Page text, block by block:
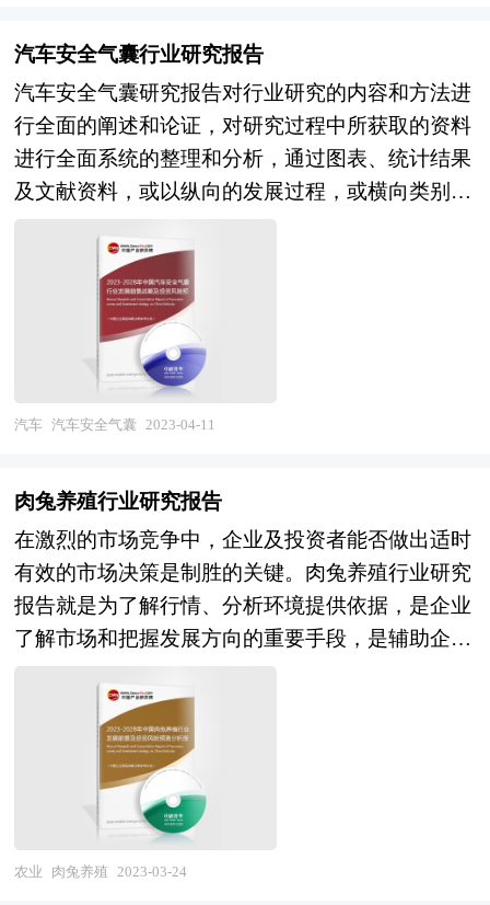
战略，还有省域战略，市域战略，底下还有县域战
略，集团战略、组织战略。一个城市的发展，它没
有明确的战略定位，它没有明确的发展思路，它就
走不下去，它的经济发展就一定受影响。到深圳去
看，经济相对的很热很热。到珠海去看，经济相对
略方向差异，深圳从一开始就以引进工业项目为
主，在中国刚刚开放前五年被引进的工业大多数都
被深圳所拥有，而珠海开始定位引进的是旅游业，
随后第二年又转变为引进工业为主，政策朝令夕改
又失去了先手之机，导致珠海的工业发展一直被深
圳完全压制；二是珠海好大喜功，在行业发展上没
政府具备的功能，而深圳则完全相反，在行业发展
上做足了功夫，让深圳的领先优势一直得到保持；
可见由于区域产业规划战略的方向失误以及执行不
到位，导致珠海作为国内四大经济特区之一却沦为
广东省的二线城市，而深圳则一直是全国最具创新
撰写，在大量周密的市场调研基础上，主要依据了
国家统计局、国家海关总署、国家商务部、国家财
政部、国务院发展研究中心、包装设计行业相关协
会、中国行业研究网、全国及海外多种相关报刊杂
志的基础信息等公布和提供的大量资料，对国内外
包装设计行业发展情况、发展趋势及其所面临的问
总体回升。继“十四五”规划聚焦实体经济之后，党
的二十大报告再次强调，要坚持把发展经济的着力
点放在实体经济上。 中研普华通过对药妆行业长
期跟踪监测，分析药妆行业需求、供给、经营特
性、获取能力、产业链和价值链等多方面的内容，
整合行业、市场、企业、用户等多层面数据和信息
资源，为客户提供深度的药妆行业研究报告，以专
业的研究方法帮助客户深入的了解药妆行业，发现
投资价值和投资机会，规避经营风险，提高管理和
运营能力。药妆行业报告是从事药妆行业投资之
前，对药妆行业各种相关因素进行具体调查、研
究、分析，评估项目可行性、效果效益程度，提出
理论认识为主要内容，重在药妆行业本质及规律性
认识的研究。药妆行业研究报告持续提供高价值服
务，是企业了解各行业当前最新发展动向、把握市
场机会、做出正确投资和明确企业发展方向不可多
得的精品资料。 《2023-2028年药妆行业竞争格局
团下属产业研究院的资深专家和研究人员通过周密
的市场调研，参考国家统计局、政府部门机构发布
的最新权威数据，并对多位业内资深专家进行深入
访谈的基础上，通过相关市场研究的工具、理论和
模型撰写而成。本报告总结了“十三五”经济与社会
发展成就、“十三五”药妆产业发展规模与经济效
入和市场开拓策略，对行业未来发展提出可行性建
人员、市场投资人士、投行及咨询行业人士、投资
专家等提供各行业丰富翔实的市场研究资料和商业
竞争情报；为国内外的行业企业、研究机构、社会
团体和政府部门提供专业的行业市场研究、商业分
析、投资咨询、市场战略咨询等服务。 本研究咨
询报告由中研普华咨询公司领衔撰写，在大量周密
的市场调研基础上，主要依据了国家统计局、国家
商务部、国家发改委、国家经济信息中心、国务院
发展研究中心、国家海关总署、全国商业信息中
心、中国经济景气监测中心、中国行业研究网、国
内外相关报刊杂志的基础信息、光学传感器行业研
调研访察所获得的大量第一手数据，对我国光学传
感器市场的发展状况、供需状况、竞争格局、赢利
水平、发展趋势等进行了分析。报告重点分析了光
学传感器前十大企业的研发、产销、战略、经营状
况等。报告还对光学传感器市场风险进行了预测，
为光学传感器生产厂家、流通企业以及零售商提供
了新的投资机会和可借鉴的操作模式，对欲在光学
传感器行业从事资本运作的经济实体等单位准确了
解目前中国光学传感器行业发展动态，把握企业定
位和发展方向有重要参考价值。
汽车安全气囊行业研究报告
汽车安全气囊研究报告对行业研究的内容和方法进
行全面的阐述和论证，对研究过程中所获取的资料
进行全面系统的整理和分析，通过图表、统计结果
及文献资料，或以纵向的发展过程，或横向类别分
析提出论点、分析论据，进行论证。报告如实地反
映客观情况，一切叙述、说明、推断、引用恰如其
分，文字、用词表达准确，概念表述科学化。报告
对行业相关各种因素进行具体调查、研究、分析，
洞察行业今后的发展方向、行业竞争格局的演变趋
势以及技术标准、市场规模、潜在问题与行业发展
的症结所在，评估行业投资价值、效果效益程度，
营者提供参考依据。 本研究咨询报告由中研普华
上，主要依据了国家统计局、国家商务部、国家发
改委、国家经济信息中心、国务院发展研究中心、
国家海关总署、全国商业信息中心、中国经济景气
监测中心、中国行业研究网、全国及海外多种相关
报纸杂志的基础信息等公布和提供的大量资料和数
据，客观、多角度地对中国汽车安全气囊市场进行
了分析研究。报告在总结中国汽车安全气囊行业发
展历程的基础上，结合新时期的各方面因素，对中
国汽车安全气囊行业的发展趋势给予了细致和审慎
的预测论证。报告资料详实，图表丰富，既有深入
的分析，又有直观的比较，为汽车安全气囊企业在
汽车 汽车安全气囊 2023-04-11
肉兔养殖行业研究报告
在激烈的市场竞争中，企业及投资者能否做出适时
有效的市场决策是制胜的关键。肉兔养殖行业研究
报告就是为了解行情、分析环境提供依据，是企业
了解市场和把握发展方向的重要手段，是辅助企业
决策的重要工具。报告根据肉兔养殖行业监测统计
数据指标体系，研究一定时期内中国肉兔养殖行业
现状、变化及趋势。肉兔养殖报告有助于企业及投
资者洞察中国肉兔养殖行业市场供需行为，评估中
国肉兔养殖行业投资价值，为相关企业提供第三方
的决策支持。报告内容有助于肉兔养殖行业企业、
投资者了解市场供需情况，并可以为企业市场推广
农业 肉兔养殖 2023-03-24